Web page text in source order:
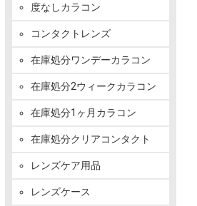
度なしカラコン
コンタクトレンズ
在庫処分ワンデーカラコン
在庫処分2ウィークカラコン
在庫処分1ヶ月カラコン
在庫処分クリアコンタクト
レンズケア用品
レンズケース